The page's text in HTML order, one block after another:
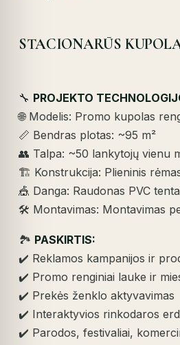
STACIONARŪS
🔧 PROJEKTO
🌐 Modelis: Promo kupolas
📏 Bendras plotas: ~95 m²
👥 Talpa: ~50 lankytojų vienu
🏗️ Konstrukcija: Plieninis
🎪 Danga: Raudonas PVC
🛠️ Montavimas: Montavimas
🏞️ PASKIRTIS:
✔️ Reklamos kampanijos ir
✔️ Promo renginiai lauke ir
✔️ Prekės ženklo aktyvavimas
✔️ Interaktyvios rinkodaros
✔️ Parodos, festivaliai,